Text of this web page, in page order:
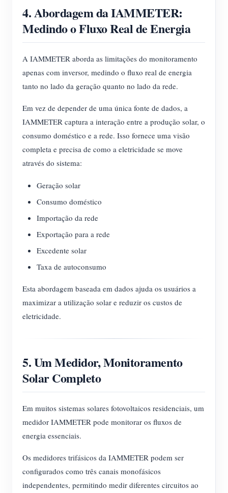
4. Abordagem da IAMMETER:
Medindo o Fluxo Real de Energia
A IAMMETER aborda as limitações do monitoramento
apenas com inversor, medindo o fluxo real de energia
tanto no lado da geração quanto no lado da rede.
Em vez de depender de uma única fonte de dados, a
IAMMETER captura a interação entre a produção solar, o
consumo doméstico e a rede. Isso fornece uma visão
completa e precisa de como a eletricidade se move
através do sistema:
Geração solar
Consumo doméstico
Importação da rede
Exportação para a rede
Excedente solar
Taxa de autoconsumo
Esta abordagem baseada em dados ajuda os usuários a
maximizar a utilização solar e reduzir os custos de
eletricidade.
5. Um Medidor, Monitoramento
Solar Completo
Em muitos sistemas solares fotovoltaicos residenciais, um
medidor IAMMETER pode monitorar os fluxos de
energia essenciais.
Os medidores trifásicos da IAMMETER podem ser
configurados como três canais monofásicos
independentes, permitindo medir diferentes circuitos ao